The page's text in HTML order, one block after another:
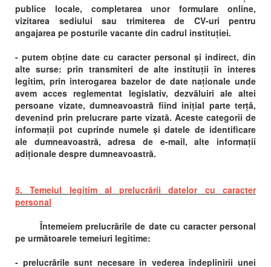
publice locale, completarea unor formulare online,
vizitarea sediului sau trimiterea de CV-uri pentru
angajarea pe posturile vacante din cadrul instituției.
- putem obține date cu caracter personal și indirect, din
alte surse: prin transmiteri de alte instituții în interes
legitim, prin interogarea bazelor de date naționale unde
avem acces reglementat legislativ, dezvăluiri ale altei
persoane vizate, dumneavoastră fiind inițial parte terță,
devenind prin prelucrare parte vizată. Aceste categorii de
informații pot cuprinde numele și datele de identificare
ale dumneavoastră, adresa de e-mail, alte informații
adiționale despre dumneavoastră.
5. Temeiul legitim al prelucrării datelor cu caracter
personal
Întemeiem prelucrările de date cu caracter personal
pe următoarele temeiuri legitime:
- prelucrările sunt necesare în vederea îndeplinirii unei